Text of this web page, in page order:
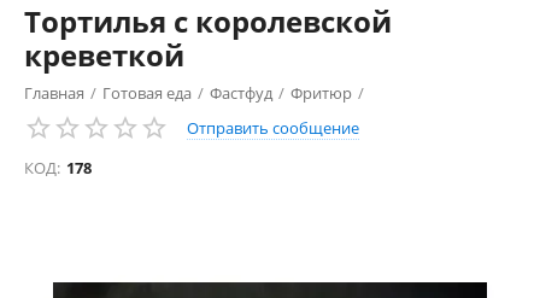
Тортилья с королевской
креветкой
Главная / Готовая еда / Фастфуд / Фритюр /
Отправить сообщение
КОД: 178